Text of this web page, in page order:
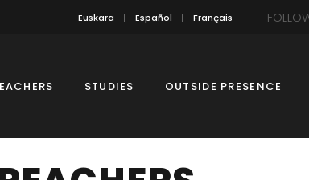
Euskara Español Français
STUDIES OUTSIDE PRESENCE